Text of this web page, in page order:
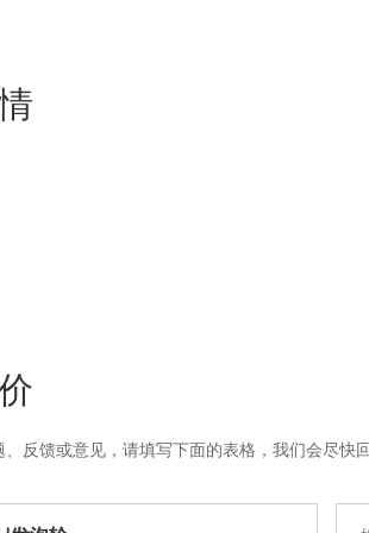
反馈或意见，请填写下面的表格，我们会尽快